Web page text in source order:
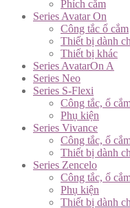
Phích cắm
Series Avatar On
Công tắc ổ cắm
Thiết bị dành
Thiết bị khác
Series AvatarOn A
Series Neo
Series S-Flexi
Công tắc, ổ
Phụ kiện
Series Vivance
Công tắc, ổ
Thiết bị dành
Series Zencelo
Công tắc, ổ
Phụ kiện
Thiết bị dành